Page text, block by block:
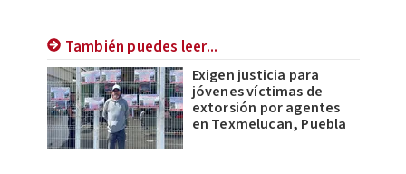
También puedes leer...
Exigen justicia para
jóvenes víctimas de
extorsión por agentes
en Texmelucan, Puebla